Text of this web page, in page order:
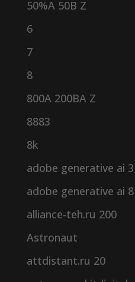
50%A 50B Z
6
7
8
800A 200BA Z
8883
8k
adobe generative ai 3
adobe generative ai 8
alliance-teh.ru 200
Astronaut
attdistant.ru 20